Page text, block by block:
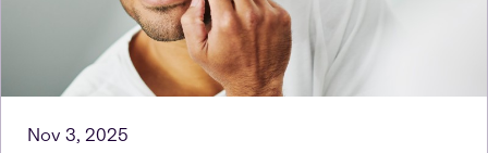
Nov 3, 2025